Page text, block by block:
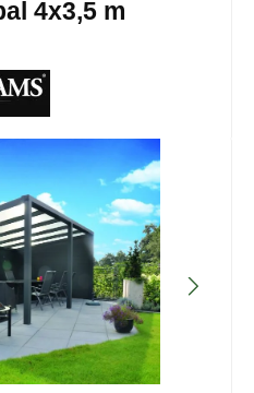
4x3,5 m